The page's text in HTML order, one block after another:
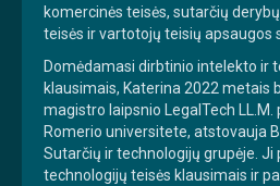
komercinės teisės, sutarčių
teisės ir vartotojų teisių apsaugos
Domėdamasi dirbtinio intelekto ir
klausimais, Katerina 2022 metais
magistro laipsnio LegalTech
Romerio universitete, atstovauja
Sutarčių ir technologijų grupėje.
technologijų teisės klausimais ir